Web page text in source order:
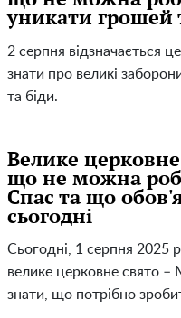
уникати грошей
2 серпня відзначається
знати про великі
та біди.
Велике
що не можна
Спас та що
сьогодні
Сьогодні, 1 серпня 2025
велике церковне свято
знати, що потрібно